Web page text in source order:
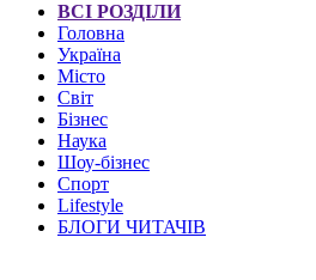
ВСІ РОЗДІЛИ
Головна
Україна
Місто
Світ
Бізнес
Наука
Шоу-бізнес
Спорт
Lifestyle
БЛОГИ ЧИТАЧІВ